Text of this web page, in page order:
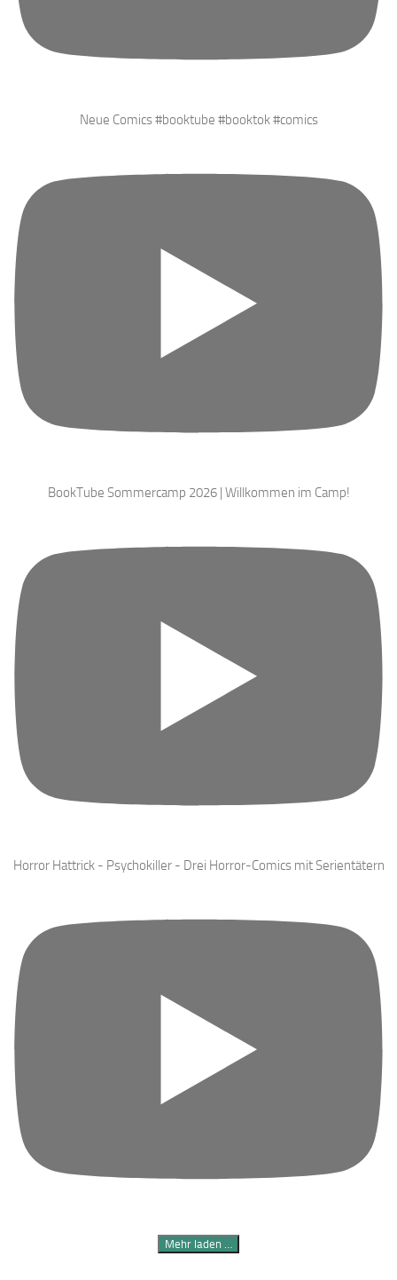
Neue Comics #booktube #booktok #comics
BookTube Sommercamp 2026 | Willkommen im Camp!
Horror Hattrick - Psychokiller - Drei Horror-Comics mit Serientätern
Mehr laden …